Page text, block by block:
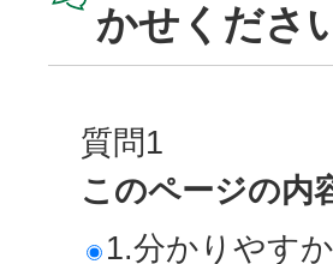
かせくださ
質問1
このページの内
1.分かりやす